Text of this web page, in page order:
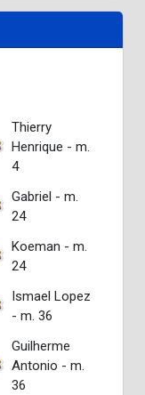
Thierry
Henrique - m.
4
Gabriel - m.
24
Koeman - m.
24
Ismael Lopez
- m. 36
Guilherme
Antonio - m.
36